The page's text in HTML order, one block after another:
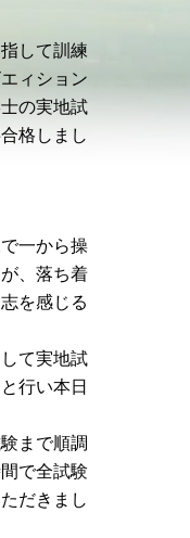
して訓練
ィション
の実地試
格しまし
一から操
、落ち着
を感じる
て実地試
行い本日
まで順調
で全試験
だきまし